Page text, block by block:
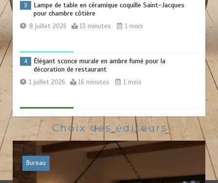
3
Lampe de table en céramique coquille Saint-Jacques
pour chambre côtière
8 juillet 2026 13 minutes 1 mois
4
Élégant sconce murale en ambre fumé pour la
décoration de restaurant
1 juillet 2026 16 minutes 1 mois
5 Lampe de sol en teck style mid-century pour la chambre
16 juin 2026 21 minutes 2 mois
6 Lampe sur pied en acier brut pour salle d’étude
Choix des éditeurs